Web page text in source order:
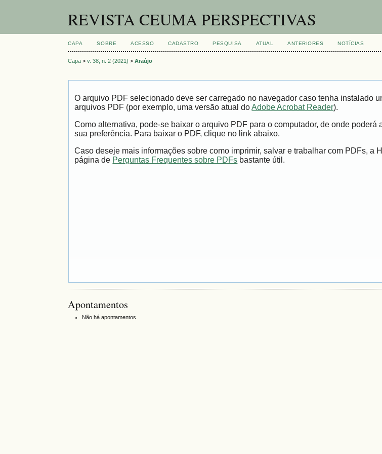
REVISTA CEUMA PERSPECTIVAS
CAPA SOBRE ACESSO CADASTRO PESQUISA ATUAL ANTERIORES NOTÍCIAS
Capa >v. 38, n. 2 (2021) >Araújo
O arquivo PDF selecionado deve ser carregado no navegador caso tenha instalado
arquivos PDF (por exemplo, uma versão atual doAdobe Acrobat Reader).
Como alternativa, pode-se baixar o arquivo PDF para o computador, de onde poderá
sua preferência. Para baixar o PDF, clique no link abaixo.
Caso deseje mais informações sobre como imprimir, salvar e trabalhar com PDFs, a
página de Perguntas Frequentes sobre PDFs bastante útil.
Apontamentos
Não há apontamentos.